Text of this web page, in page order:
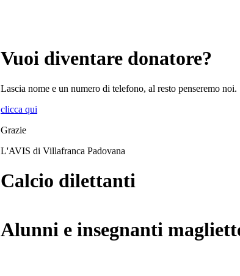
Vuoi diventare donatore?
Lascia nome e un numero di telefono, al resto penseremo noi.
clicca qui
Grazie
L'AVIS di Villafranca Padovana
Calcio dilettanti
Alunni e insegnanti